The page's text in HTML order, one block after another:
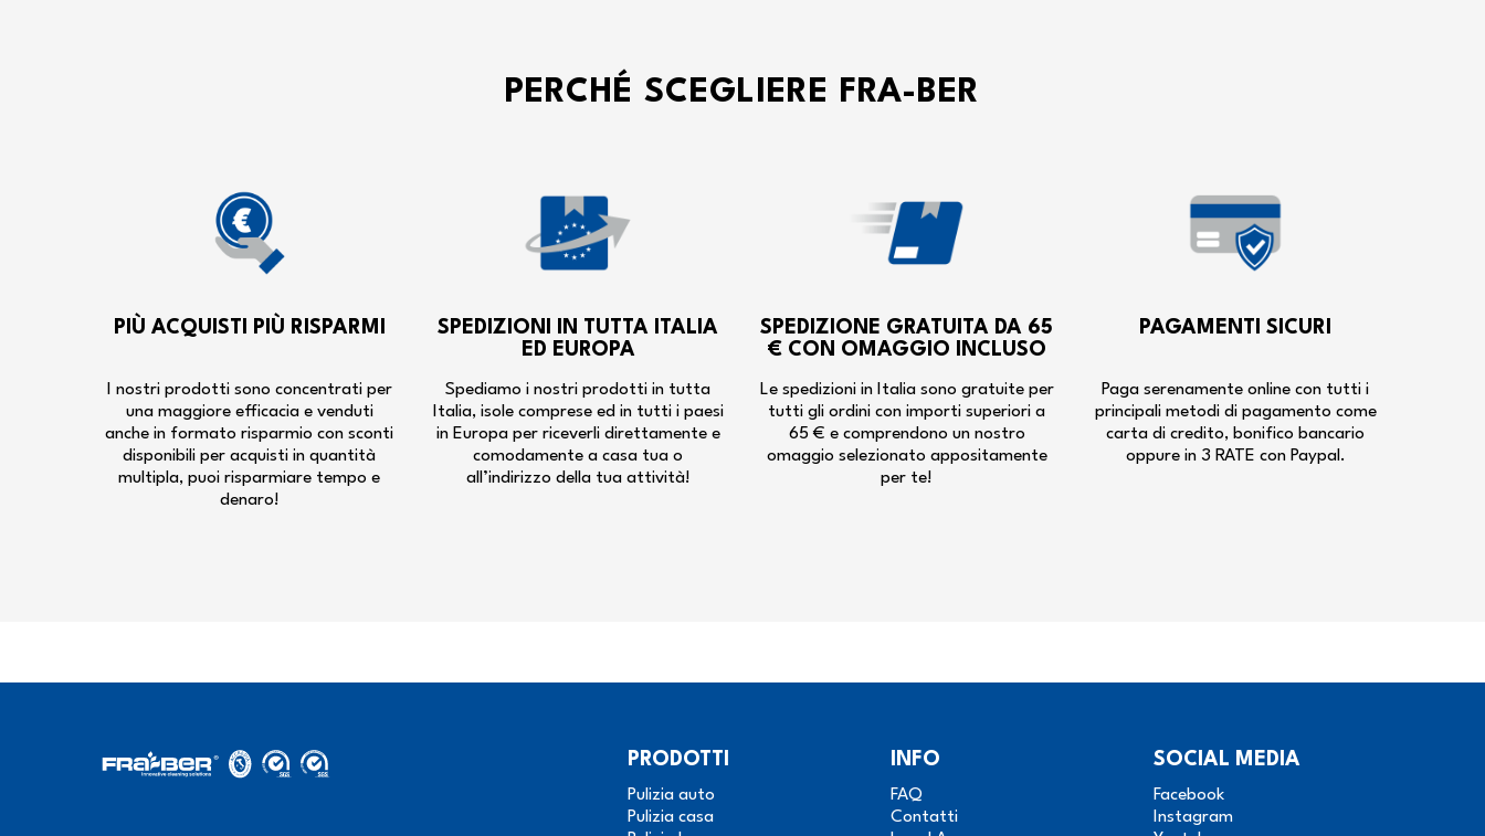
PERCHÉ SCEGLIERE FRA-BER
PIÙ ACQUISTI PIÙ RISPARMI
I nostri prodotti sono concentrati per
una maggiore efficacia e venduti
anche in formato risparmio con sconti
disponibili per acquisti in quantità
multipla, puoi risparmiare tempo e
denaro!
SPEDIZIONI IN TUTTA ITALIA
ED EUROPA
Spediamo i nostri prodotti in tutta
Italia, isole comprese ed in tutti i paesi
in Europa per riceverli direttamente e
comodamente a casa tua o
all’indirizzo della tua attività!
SPEDIZIONE GRATUITA DA 65
€ CON OMAGGIO INCLUSO
Le spedizioni in Italia sono gratuite per
tutti gli ordini con importi superiori a
65 € e comprendono un nostro
omaggio selezionato appositamente
per te!
PAGAMENTI SICURI
Paga serenamente online con tutti i
principali metodi di pagamento come
carta di credito, bonifico bancario
oppure in 3 RATE con Paypal.
PRODOTTI
Pulizia auto
Pulizia casa
INFO
FAQ
Contatti
SOCIAL MEDIA
Facebook
Instagram